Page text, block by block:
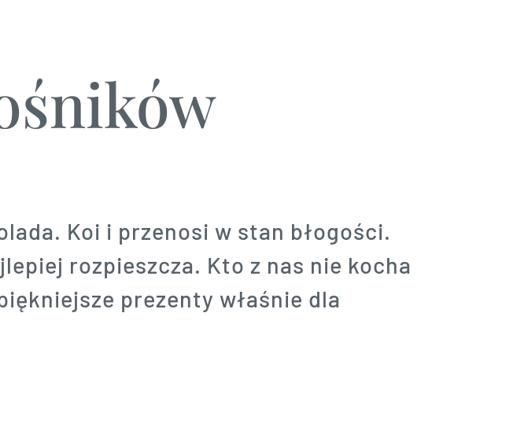
Koi i przenosi w stan błogości.
rozpieszcza. Kto z nas nie kocha
prezenty właśnie dla